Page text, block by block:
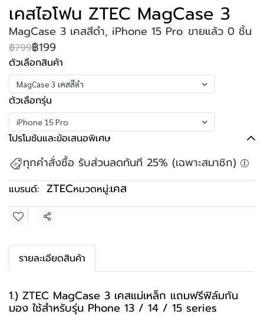
เคสไอโฟน ZTEC MagCase 3
MagCase 3 เคสสีดำ, iPhone 15 Pro ขายแล้ว 0 ชิ้น
฿799฿199
ตัวเลือกสินค้า
MagCase 3 เคสสีดำ
ตัวเลือกรุ่น
iPhone 15 Pro
โปรโมชันและข้อเสนอพิเศษ
ทุกคำสั่งซื้อ รับส่วนลดทันที 25% (เฉพาะสมาชิก)
แบรนด์: ZTECหมวดหมู่:เคส
แชร์
รายละเอียดสินค้า
1.) ZTEC MagCase 3 เคสแม่เหล็ก แถมฟรีฟิล์มกัน
มอง ใช้สำหรับรุ่น Phone 13 / 14 / 15 series